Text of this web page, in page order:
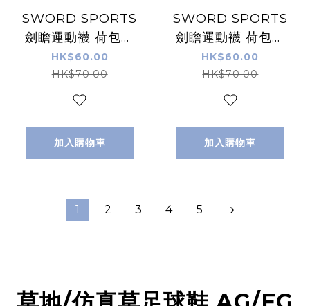
SWORD SPORTS
劍瞻運動襪 荷包蛋
藍色 小童/成人
SIZE
HK$60.00
HK$70.00
加入購物車
SWORD SPORTS
劍瞻運動襪 荷包蛋
粉紅色 小童/成人
SIZE
HK$60.00
HK$70.00
加入購物車
1 2 3 4 5